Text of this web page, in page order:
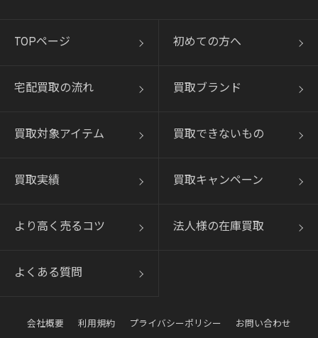
TOPページ 初めての方へ
宅配買取の流れ 買取ブランド
買取対象アイテム 買取できないもの
買取実績 買取キャンペーン
より高く売るコツ 法人様の在庫買取
よくある質問
会社概要 利用規約 プライバシーポリシー お問い合わせ